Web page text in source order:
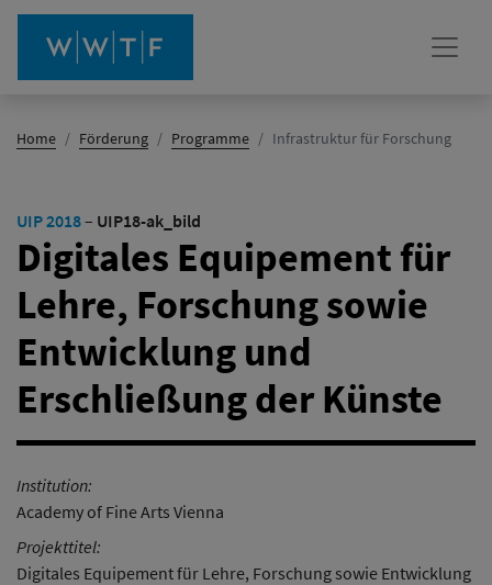
Home Förderung Programme Infrastruktur für Forschung(Aktiv)
UIP 2018– UIP18-ak_bild
Digitales Equipement für
Lehre, Forschung sowie
Entwicklung und
Erschließung der Künste
Institution:
Academy of Fine Arts Vienna
Projekttitel:
Digitales Equipement für Lehre, Forschung sowie Entwicklung